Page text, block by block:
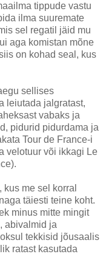
tippude vastu
ilma suuremate
sel regatil jäid mu
aga komistan mõne
on kohad seal, kus
sellises
leiutada jalgratast,
vabaks ja
pidurid pidurdama ja
Tour de France-i
velotuur või ikkagi Le
me sel korral
täiesti teine koht.
minus mitte mingit
abivalmid ja
tekkisid jõusaalis
ratast kasutada